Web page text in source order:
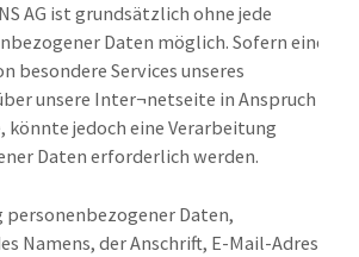
AG ist grundsätzlich ohne jede
Daten möglich. Sofern eine
besondere Services unseres
unsere Inter¬netseite in Anspruch
könnte jedoch eine Verarbeitung
Daten erforderlich werden.
personenbezogener Daten,
Namens, der Anschrift, E-Mail-Adresse